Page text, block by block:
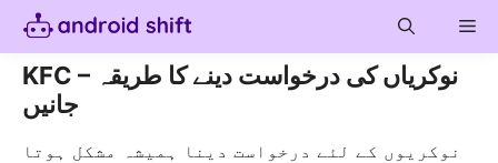
Skip
content
KFC – نوکریاں کی درخواست دینے کا طریقہ
جانیں
نوکریوں کے لئے درخواست دینا ہمیشہ مشکل ہوتا